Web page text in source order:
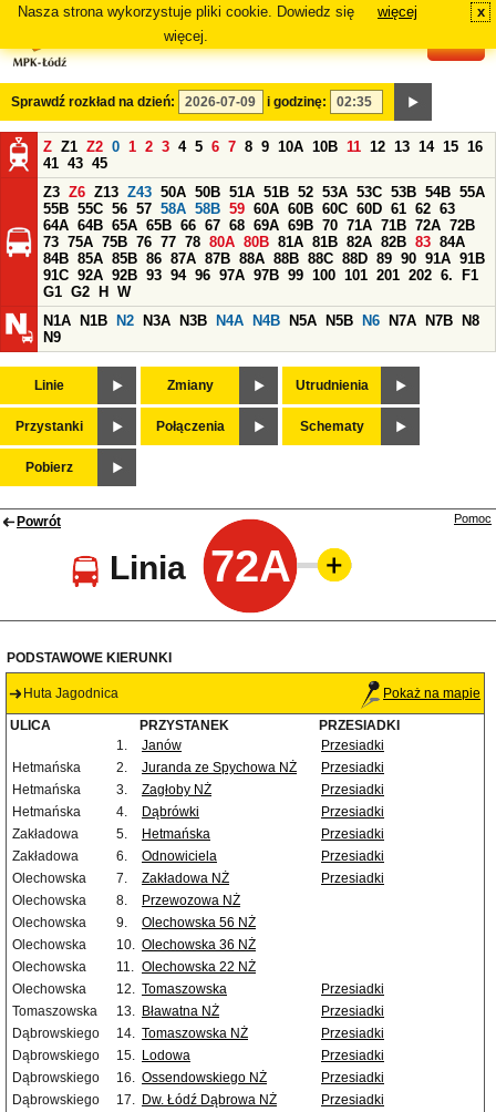
Nasza strona wykorzystuje pliki cookie. Dowiedz się
więcej.
więcej x
Sprawdź rozkład na dzień: i godzinę:
Z Z1 Z2 0 1 2 3 4 5 6 7 8 9 10A 10B 11 12 13 14 15 16
41 43 45
Z3 Z6 Z13 Z43 50A 50B 51A 51B 52 53A 53C 53B 54B 55A
55B 55C 56 57 58A 58B 59 60A 60B 60C 60D 61 62 63
64A 64B 65A 65B 66 67 68 69A 69B 70 71A 71B 72A 72B
73 75A 75B 76 77 78 80A 80B 81A 81B 82A 82B 83 84A
84B 85A 85B 86 87A 87B 88A 88B 88C 88D 89 90 91A 91B
91C 92A 92B 93 94 96 97A 97B 99 100 101 201 202 6.
F1
G1 G2 H
W
N1A
N1B N2 N3A N3B N4A N4B N5A N5B N6 N7A N7B
N8
N9
Linie Zmiany Utrudnienia
Przystanki Połączenia Schematy
Pobierz
Powrót
Linia 72A
Pomoc
PODSTAWOWE KIERUNKI
Huta Jagodnica Pokaż na mapie
ULICA PRZYSTANEK
PRZESIADKI
1.
Janów
Przesiadki
Hetmańska
2. Juranda ze Spychowa NŻ
Przesiadki
Hetmańska
3. Zagłoby NŻ
Przesiadki
Hetmańska
4. Dąbrówki
Przesiadki
Zakładowa
5. Hetmańska
Przesiadki
Zakładowa
6. Odnowiciela
Przesiadki
Olechowska
7. Zakładowa NŻ
Przesiadki
Olechowska
8.
Przewozowa NŻ
Olechowska
9.
Olechowska 56 NŻ
Olechowska
10. Olechowska 36 NŻ
Olechowska
11. Olechowska 22 NŻ
Olechowska
12. Tomaszowska
Przesiadki
Tomaszowska
13. Bławatna NŻ
Przesiadki
Dąbrowskiego
14. Tomaszowska NŻ
Przesiadki
Dąbrowskiego
15. Lodowa
Przesiadki
Dąbrowskiego
16. Ossendowskiego NŻ
Przesiadki
Dąbrowskiego
17. Dw. Łódź Dąbrowa NŻ
Przesiadki